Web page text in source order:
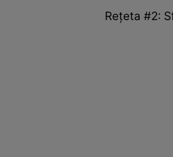
Reţeta #2: